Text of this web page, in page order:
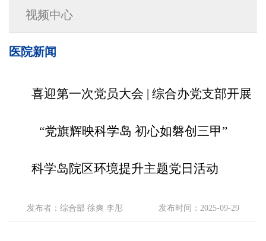
视频中心
医院新闻
喜迎第一次党员大会 | 综合办党支部开展
“党旗辉映科学岛 初心如磐创三甲”
科学岛院区环境提升主题党日活动
发布者：综合部 徐爽 李彤 发布时间：2025-09-29